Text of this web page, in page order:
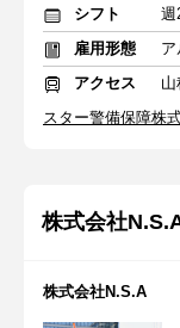
シフト
週
雇用形態
ア
アクセス
山
スター警備保障株
株式会社
株式会社N.S.A